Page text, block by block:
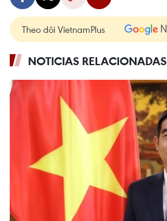
Theo dõi VietnamPlus
NOTICIAS RELACIONADAS